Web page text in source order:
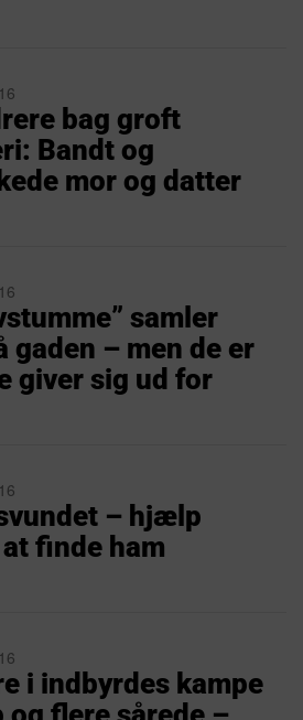
bag groft
Bandt og
mor og datter
samler
gaden – men de er
giver sig ud for
– hjælp
finde ham
i indbyrdes kampe